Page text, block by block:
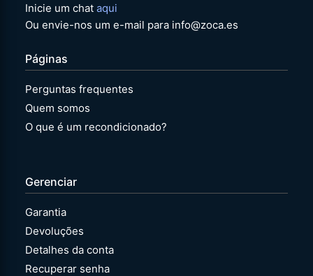
Inicie um chataqui
Ou envie-nos um e-mail para info@zoca.es
Páginas
Perguntas frequentes
Quem somos
O que é um recondicionado?
Gerenciar
Garantia
Devoluções
Detalhes da conta
Recuperar senha